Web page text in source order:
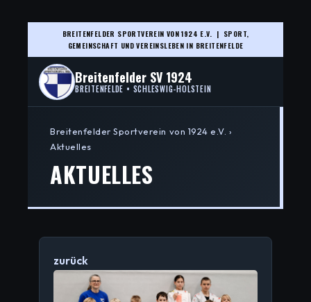
BREITENFELDER SPORTVEREIN VON 1924 E.V. | SPORT,
GEMEINSCHAFT UND VEREINSLEBEN IN BREITENFELDE
Breitenfelder SV 1924
BREITENFELDE • SCHLESWIG-HOLSTEIN
Breitenfelder Sportverein von 1924 e.V. ›
Aktuelles
AKTUELLES
zurück